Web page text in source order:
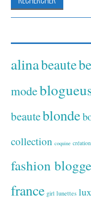
alinabeaute
mode
beauteblonde
collection coquine création
fashion
france girl lunettes lux